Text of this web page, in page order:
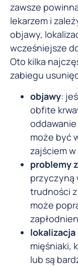
zawsze
lekarzem i
objawy,
wcześniejsze
Oto kilka
zabiegu
objawy:
obfite
może być
zajściem w
problemy
przyczyną
trudności
może
mięśniaki,
lub są